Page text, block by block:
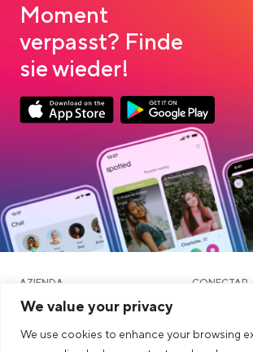
We value your privacy
We use cookies to enhance your browsing
Moment
verpasst? Finde
sie wieder!
Link opens in a new tabLink opens in a new tab
Google Play Download
AZIENDA CONECTAR